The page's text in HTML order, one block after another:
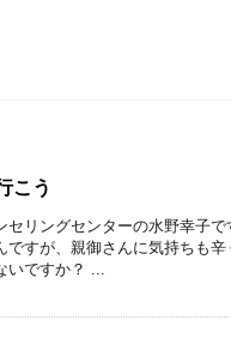
こう
セリングセンターの水野幸子
ですが、親御さんに気持ちも
いですか？ ...